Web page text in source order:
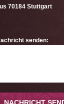
70184 Stuttgart
senden: